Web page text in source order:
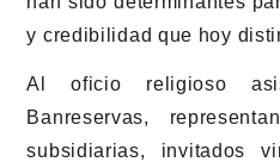
y credibilidad que hoy
Al oficio religioso
Banreservas,
subsidiarias, invitados